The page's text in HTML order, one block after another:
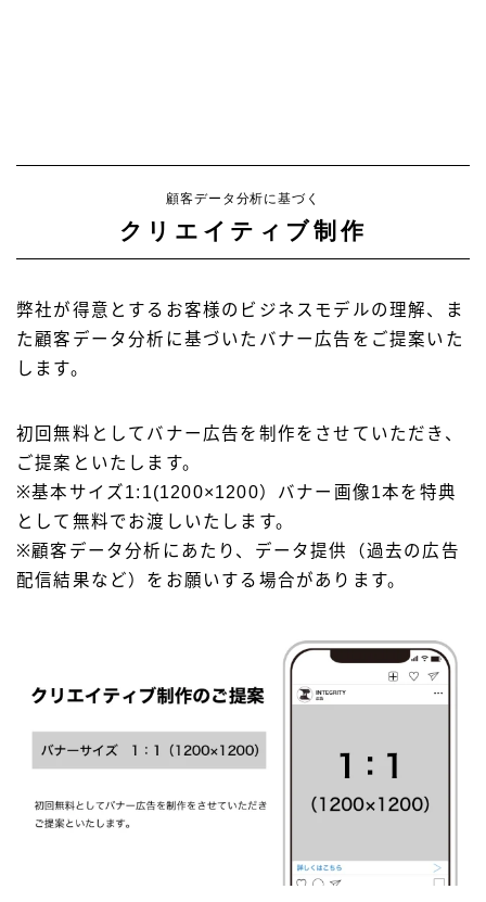
顧客データ分析に基づく
クリエイティブ制作
弊社が得意とするお客様のビジネスモデルの理解、ま
た顧客データ分析に基づいたバナー広告をご提案いた
します。
初回無料としてバナー広告を制作をさせていただき、
ご提案といたします。
※基本サイズ1:1(1200×1200）バナー画像1本を特典
として無料でお渡しいたします。
※顧客データ分析にあたり、データ提供（過去の広告
配信結果など）をお願いする場合があります。